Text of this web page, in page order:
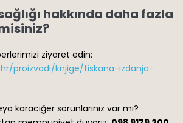
hakkında daha fazla
ziyaret edin:
proizvodi/knjige/tiskana-izdanja-
karaciğer sorunlarınız var mı?